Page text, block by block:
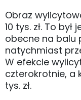
Obraz
10 tys. zł. To
obecne na balu
natychmiast
W efekcie
czterokrotnie, a
tys. zł.